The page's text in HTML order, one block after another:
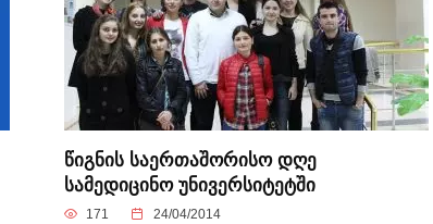
წიგნის საერთაშორისო დღე
სამედიცინო უნივერსიტეტში
171 24/04/2014